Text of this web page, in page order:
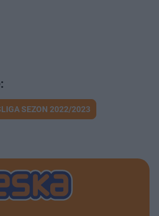
SEZON 2022/2023